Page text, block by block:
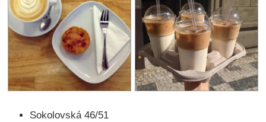
Sokolovská 46/51